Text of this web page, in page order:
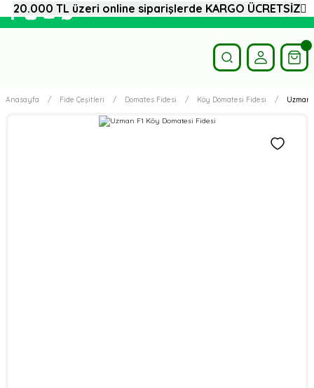
Anasayfa Fide Çeşitleri Domates Fidesi Köy Domatesi Fidesi Uzman
20.000 TL üzeri online siparişlerde KARGO ÜCRETSİZ